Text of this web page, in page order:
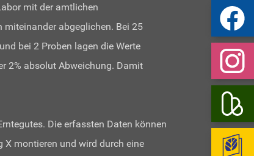
mit der amtlichen
miteinander abgeglichen. Bei 25
bei 2 Proben lagen die Werte
2% absolut Abweichung. Damit
Die erfassten Daten können
X montieren und wird durch eine